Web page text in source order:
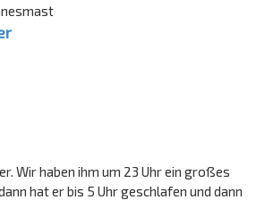
Wir haben ihm um 23 Uhr ein großes
hat er bis 5 Uhr geschlafen und dann